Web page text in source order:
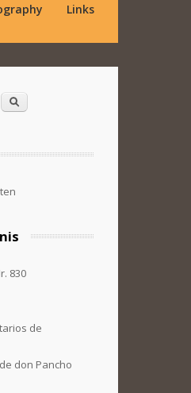
Links
Search
830
de
don Pancho